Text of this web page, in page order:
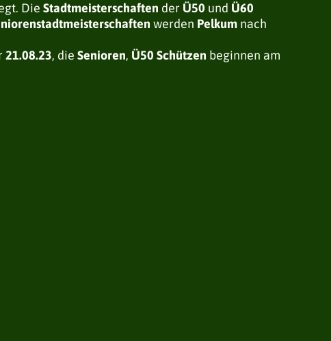
Die Stadtmeisterschaften der Ü50 und Ü60
werden Pelkum nach
21.08.23, die Senioren, Ü50 Schützen beginnen am